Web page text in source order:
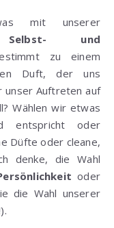
mit unserer
Selbst- und
zu einem
Duft, der uns
unser Auftreten auf
Wählen wir etwas
entspricht oder
Düfte oder cleane,
denke, die Wahl
oder
die Wahl unserer